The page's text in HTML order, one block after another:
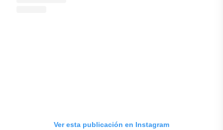
Ver esta publicación en Instagram